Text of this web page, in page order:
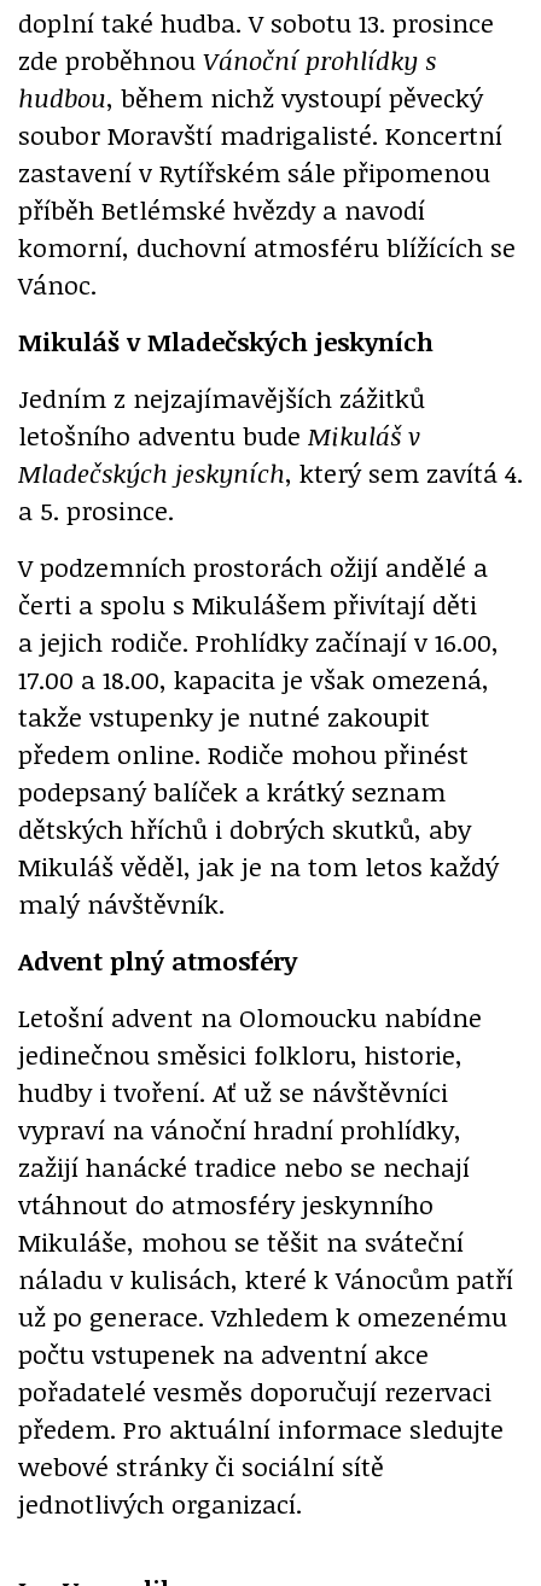
doplní také hudba. V sobotu 13. prosince
zde proběhnou Vánoční prohlídky s
hudbou, během nichž vystoupí pěvecký
soubor Moravští madrigalisté. Koncertní
zastavení v Rytířském sále připomenou
příběh Betlémské hvězdy a navodí
komorní, duchovní atmosféru blížících se
Vánoc.
Mikuláš v Mladečských jeskyních
Jedním z nejzajímavějších zážitků
letošního adventu bude Mikuláš v
Mladečských jeskyních, který sem zavítá 4.
a 5. prosince.
V podzemních prostorách ožijí andělé a
čerti a spolu s Mikulášem přivítají děti
a jejich rodiče. Prohlídky začínají v 16.00,
17.00 a 18.00, kapacita je však omezená,
takže vstupenky je nutné zakoupit
předem online. Rodiče mohou přinést
podepsaný balíček a krátký seznam
dětských hříchů i dobrých skutků, aby
Mikuláš věděl, jak je na tom letos každý
malý návštěvník.
Advent plný atmosféry
Letošní advent na Olomoucku nabídne
jedinečnou směsici folkloru, historie,
hudby i tvoření. Ať už se návštěvníci
vypraví na vánoční hradní prohlídky,
zažijí hanácké tradice nebo se nechají
vtáhnout do atmosféry jeskynního
Mikuláše, mohou se těšit na sváteční
náladu v kulisách, které k Vánocům patří
už po generace. Vzhledem k omezenému
počtu vstupenek na adventní akce
pořadatelé vesměs doporučují rezervaci
předem. Pro aktuální informace sledujte
webové stránky či sociální sítě
jednotlivých organizací.